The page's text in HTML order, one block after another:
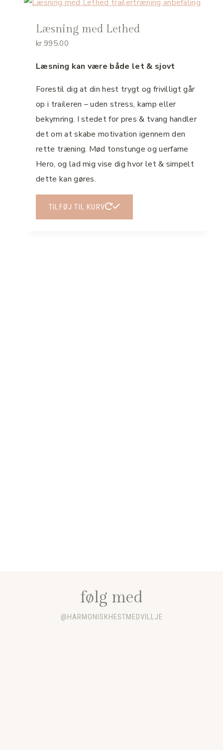
Læsning med Lethed
kr.995.00
Læsning kan være både let & sjovt
Forestil dig at din hest trygt og frivilligt går
op i traileren – uden stress, kamp eller
bekymring. I stedet for pres & tvang handler
det om at skabe motivation igennem den
rette træning. Mød tonstunge og uerfarne
Hero, og lad mig vise dig hvor let & simpelt
dette kan gøres.
TILFØJ TIL KURV
følg med
@HARMONISKHESTMEDVILLJE